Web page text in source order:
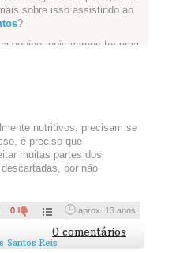
sobre isso assistindo ao
?
equipe, pois vamos ter uma
ser integralmente usado
e nutricionistas para saber
alimento por inteiro.
este alimento e testem
um vídeo de vocês
aqui, junto com a receita.
para o uso integral dos
nutritivos, precisam se
é preciso que
muitas partes dos
por não
0 aprox. 13 anos
0 comentários
Santos Reis